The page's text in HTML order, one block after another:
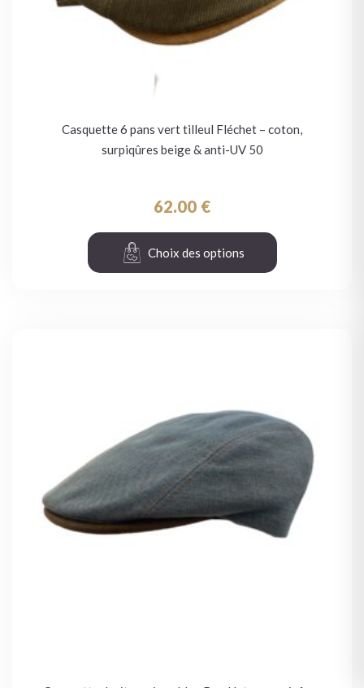
Casquette 6 pans vert tilleul Fléchet – coton,
surpiqûres beige & anti-UV 50
62.00 €
Choix des options